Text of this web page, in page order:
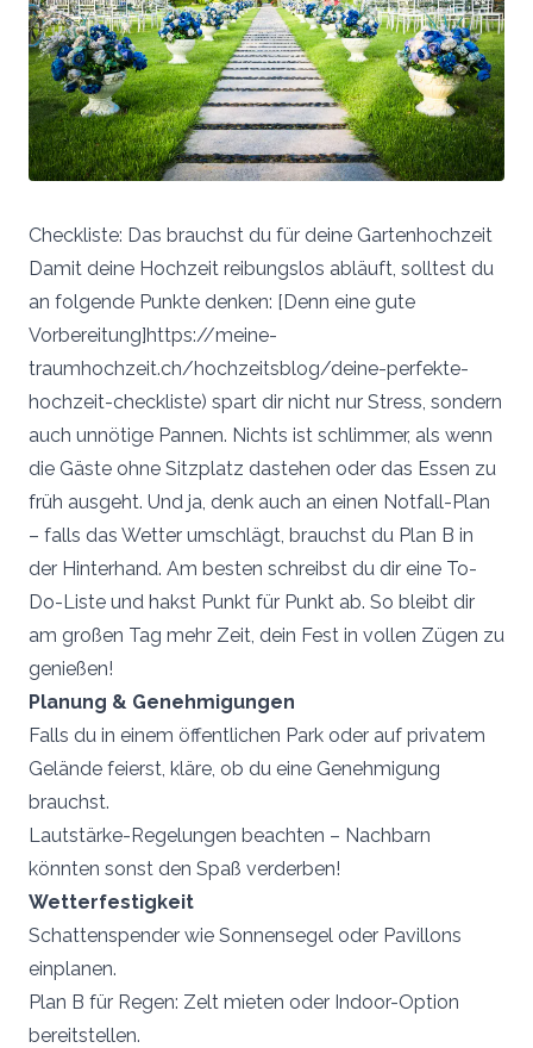
Checkliste: Das brauchst du für deine Gartenhochzeit
Damit deine Hochzeit reibungslos abläuft, solltest du
an folgende Punkte denken: [Denn eine gute
Vorbereitung]https://meine-
traumhochzeit.ch/hochzeitsblog/deine-perfekte-
hochzeit-checkliste) spart dir nicht nur Stress, sondern
auch unnötige Pannen. Nichts ist schlimmer, als wenn
die Gäste ohne Sitzplatz dastehen oder das Essen zu
früh ausgeht. Und ja, denk auch an einen Notfall-Plan
– falls das Wetter umschlägt, brauchst du Plan B in
der Hinterhand. Am besten schreibst du dir eine To-
Do-Liste und hakst Punkt für Punkt ab. So bleibt dir
am großen Tag mehr Zeit, dein Fest in vollen Zügen zu
genießen!
Planung & Genehmigungen
Falls du in einem öffentlichen Park oder auf privatem
Gelände feierst, kläre, ob du eine Genehmigung
brauchst.
Lautstärke-Regelungen beachten – Nachbarn
könnten sonst den Spaß verderben!
Wetterfestigkeit
Schattenspender wie Sonnensegel oder Pavillons
einplanen.
Plan B für Regen: Zelt mieten oder Indoor-Option
bereitstellen.